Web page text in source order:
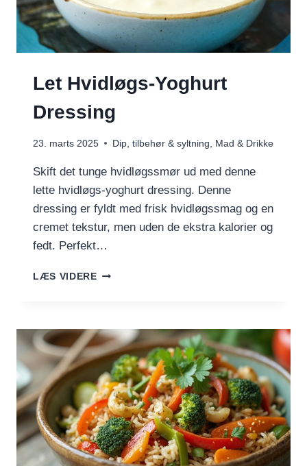
Let Hvidløgs-Yoghurt
Dressing
23. marts 2025 Dip, tilbehør & syltning Mad & Drikke
Skift det tunge hvidløgssmør ud med denne
lette hvidløgs-yoghurt dressing. Denne
dressing er fyldt med frisk hvidløgssmag og en
cremet tekstur, men uden de ekstra kalorier og
fedt. Perfekt…
LÆS VIDERELET